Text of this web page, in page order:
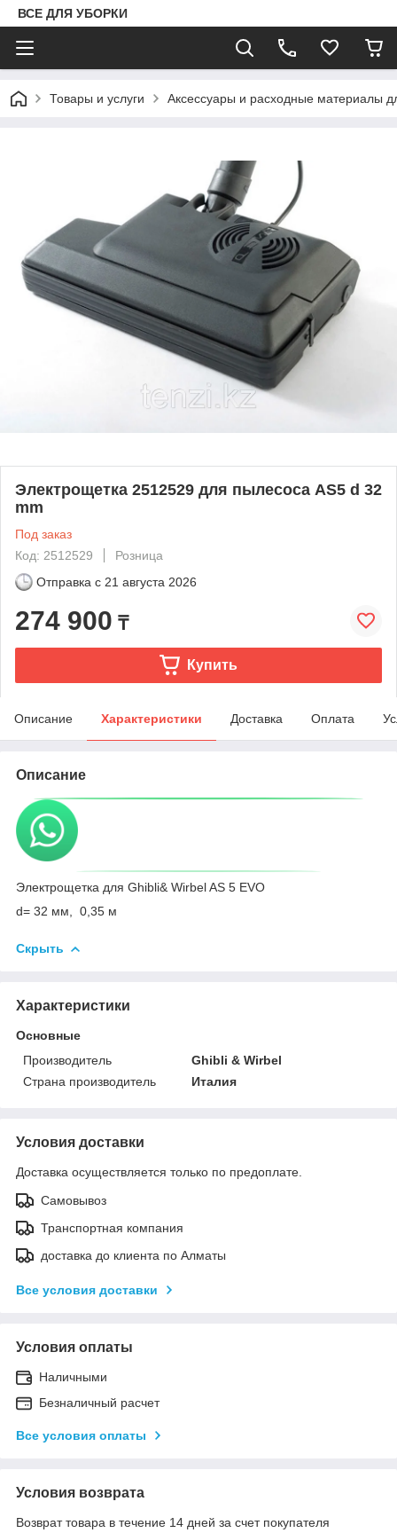
ВСЕ ДЛЯ УБОРКИ
Товары и услуги Аксессуары и расходные материалы
Электрощетка 2512529 для пылесоса AS5 d 32
mm
Под заказ
Код: 2512529
Розница
Отправка с 21 августа 2026
274 900 ₸
Купить
Описание Характеристики Доставка Оплата
Описание
Электрощетка для Ghibli& Wirbel AS 5 EVO
d= 32 мм, 0,35 м
Скрыть
Характеристики
Основные
Производитель
Ghibli & Wirbel
Страна производитель
Италия
Условия доставки
Доставка осуществляется только по предоплате.
Самовывоз
Транспортная компания
доставка до клиента по Алматы
Все условия доставки
Условия оплаты
Наличными
Безналичный расчет
Все условия оплаты
Условия возврата
Возврат товара в течение 14 дней за счет покупателя